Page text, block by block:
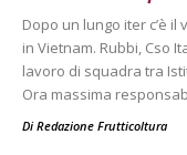
Dopo un lungo iter c’è
in Vietnam. Rubbi, Cso
lavoro di squadra tra
Ora massima
Di Redazione Frutticoltura